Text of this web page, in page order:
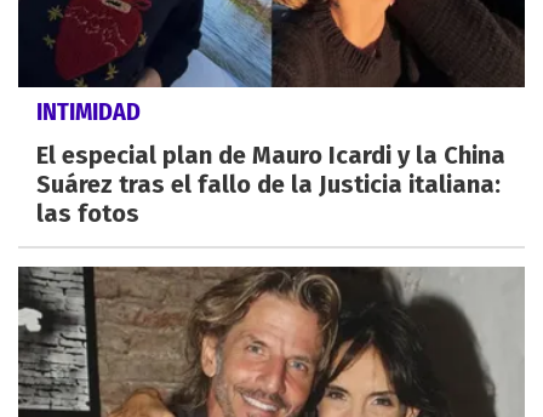
INTIMIDAD
El especial plan de Mauro Icardi y la China
Suárez tras el fallo de la Justicia italiana:
las fotos